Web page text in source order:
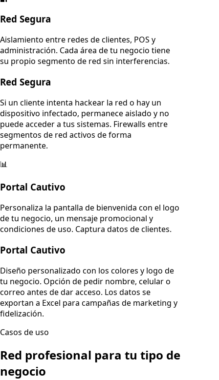
Red Segura
Aislamiento entre redes de clientes, POS y
administración. Cada área de tu negocio tiene
su propio segmento de red sin interferencias.
Red Segura
Si un cliente intenta hackear la red o hay un
dispositivo infectado, permanece aislado y no
puede acceder a tus sistemas. Firewalls entre
segmentos de red activos de forma
permanente.
📊
Portal Cautivo
Personaliza la pantalla de bienvenida con el logo
de tu negocio, un mensaje promocional y
condiciones de uso. Captura datos de clientes.
Portal Cautivo
Diseño personalizado con los colores y logo de
tu negocio. Opción de pedir nombre, celular o
correo antes de dar acceso. Los datos se
exportan a Excel para campañas de marketing y
fidelización.
Casos de uso
Red profesional para tu tipo de
negocio